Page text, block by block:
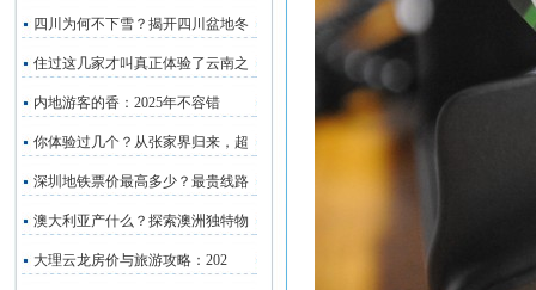
四川为何不下雪？揭开四川盆地冬
住过这几家才叫真正体验了云南之
内地游客的香：2025年不容错
你体验过几个？从张家界归来，超
深圳地铁票价最高多少？最贵线路
澳大利亚产什么？探索澳洲独特物
大理云龙房价与旅游攻略：202